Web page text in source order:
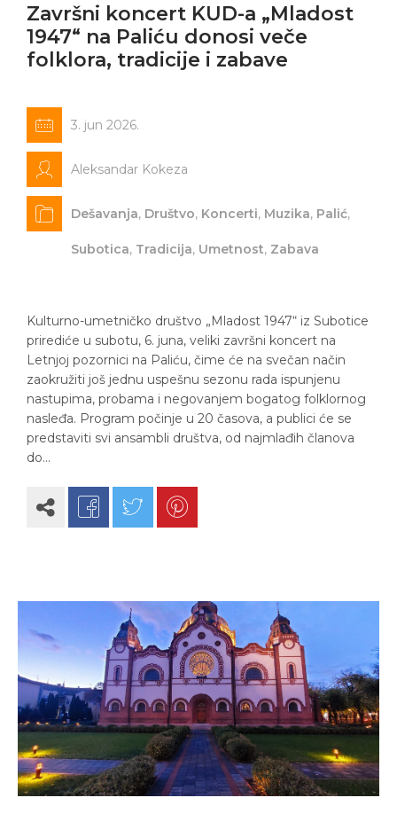
Završni koncert KUD-a „Mladost
1947“ na Paliću donosi veče
folklora, tradicije i zabave
3. jun 2026.
Aleksandar Kokeza
Dešavanja, Društvo, Koncerti, Muzika, Palić,
Subotica, Tradicija, Umetnost, Zabava
Kulturno-umetničko društvo „Mladost 1947“ iz Subotice
prirediće u subotu, 6. juna, veliki završni koncert na
Letnjoj pozornici na Paliću, čime će na svečan način
zaokružiti još jednu uspešnu sezonu rada ispunjenu
nastupima, probama i negovanjem bogatog folklornog
nasleđa. Program počinje u 20 časova, a publici će se
predstaviti svi ansambli društva, od najmlađih članova
do…